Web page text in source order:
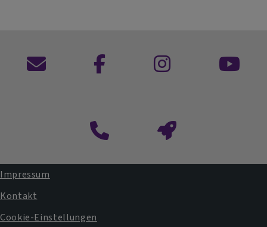
Kontaktformular
Fußbereichsmenü
Impressum
Kontakt
Cookie-Einstellungen